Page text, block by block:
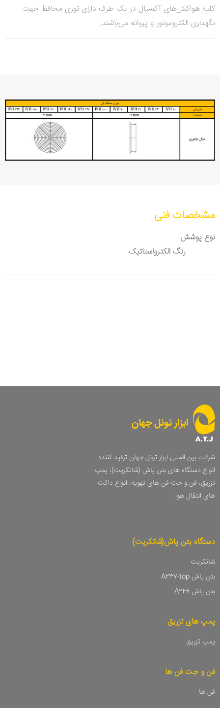
کلیه هواکش‌های آکسیال در یک طرف دارای توری محافظ جهت
نگهداری الکتروموتور و پروانه می‌باشند.
مشخصات فنی
نوع پوشش
رنگ الکترواستاتیک
شرکت بین المللی ابزار تونل جهان تولید کننده
انواع دستگاه های بتن پاش (شاتکریت)، پمپ
تزریق، فن و جت فن های تهویه، انواع داکت
های انتقال هوا
دستگاه بتن پاش(شاتکریت)
شاتکریت
بتن پاش A237-top
بتن پاش A246
پمپ های تزریق
پمپ تزریق
فن و جت فن ها
فن ها